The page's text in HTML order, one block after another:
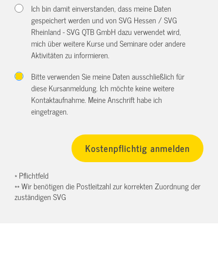
Ich bin damit einverstanden, dass meine Daten
gespeichert werden und von SVG Hessen / SVG
Rheinland - SVG QTB GmbH dazu verwendet wird,
mich über weitere Kurse und Seminare oder andere
Aktivitäten zu informieren.
Bitte verwenden Sie meine Daten ausschließlich für
diese Kursanmeldung. Ich möchte keine weitere
Kontaktaufnahme. Meine Anschrift habe ich
eingetragen.
* Pflichtfeld
** Wir benötigen die Postleitzahl zur korrekten Zuordnung der
zuständigen SVG